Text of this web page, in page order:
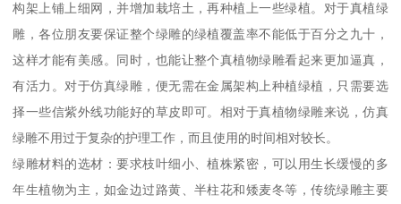
构架上铺上细网，并增加栽培土，再种植上一些绿植。对于真植绿
雕，各位朋友要保证整个绿雕的绿植覆盖率不能低于百分之九十，
这样才能有美感。同时，也能让整个真植物绿雕看起来更加逼真，
有活力。对于仿真绿雕，便无需在金属架构上种植绿植，只需要选
择一些信紫外线功能好的草皮即可。相对于真植物绿雕来说，仿真
绿雕不用过于复杂的护理工作，而且使用的时间相对较长。
绿雕材料的选材：要求枝叶细小、植株紧密，可以用生长缓慢的多
年生植物为主，如金边过路黄、半柱花和矮麦冬等，传统绿雕主要